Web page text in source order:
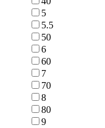
5
5.5
50
6
60
7
70
8
80
9